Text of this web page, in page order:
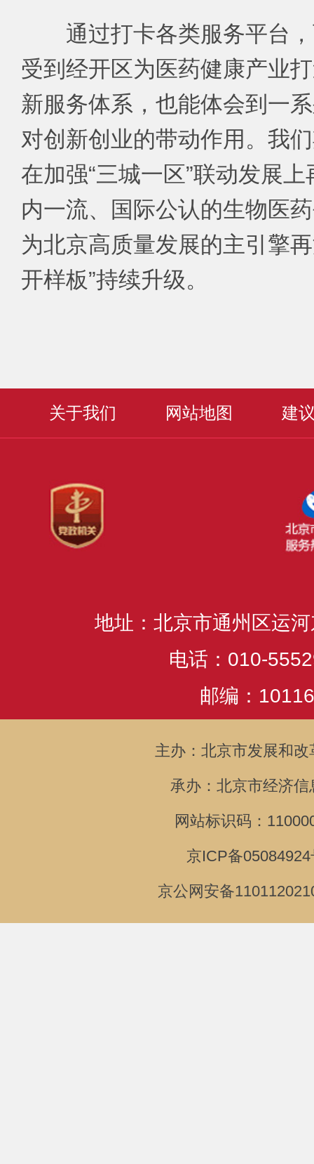
通过打卡各类服务平台
受到经开区为医药健康产业
新服务体系，也能体会到一
对创新创业的带动作用。我
在加强“三城一区”联动发展
内一流、国际公认的生物医
为北京高质量发展的主引擎
开样板”持续升级。
关于我们 网站地图 建
地址：北京市通州区运
电话：010-
邮编：
主办：北京市发展和改
承办：北京市经济信
网站标识码：
京ICP备
京公网安备